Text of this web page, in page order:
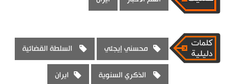
محسني إيجئي السلطة القضائية
الذكري السنوية ايران